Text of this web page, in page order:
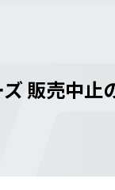
販売中止